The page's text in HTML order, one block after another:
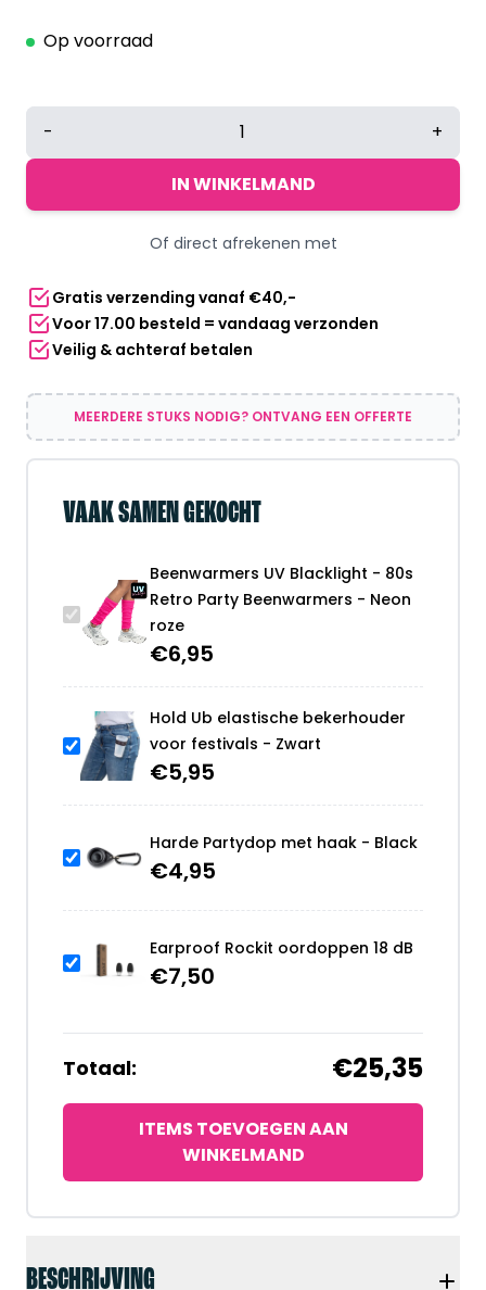
BESCHRIJVING
Op voorraad
Beenwarmers
Blacklight
Beenwarmers
-
Neon
aantal
- +
IN WINKELMAND
Of direct afrekenen met
Gratis verzending vanaf €40,-
Voor 17.00 besteld = vandaag verzonden
Veilig & achteraf betalen
MEERDERE STUKS NODIG? ONTVANG EEN OFFERTE
VAAK SAMEN GEKOCHT
Beenwarmers UV Blacklight - 80s
Retro Party Beenwarmers - Neon
roze
€6,95
Hold Ub elastische bekerhouder
voor festivals - Zwart
€5,95
Harde Partydop met haak - Black
€4,95
Earproof Rockit oordoppen 18 dB
€7,50
Totaal: €25,35
ITEMS TOEVOEGEN AAN
WINKELMAND